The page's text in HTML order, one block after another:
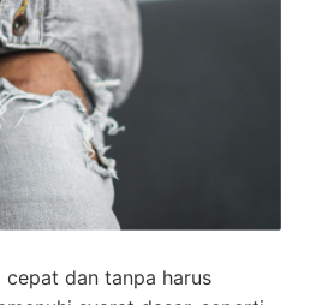
dan tanpa harus